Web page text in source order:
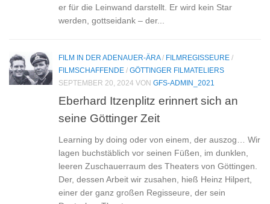
er für die Leinwand darstellt. Er wird kein Star
werden, gottseidank – der...
FILM IN DER ADENAUER-ÄRA/ FILMREGISSEURE /
FILMSCHAFFENDE / GÖTTINGER FILMATELIERS
SEPTEMBER 20, 2024 VON GFS-ADMIN_2021
Eberhard Itzenplitz erinnert sich an
seine Göttinger Zeit
Learning by doing oder von einem, der auszog… Wir
lagen buchstäblich vor seinen Füßen, im dunklen,
leeren Zuschauerraum des Theaters von Göttingen.
Der, dessen Arbeit wir zusahen, hieß Heinz Hilpert,
einer der ganz großen Regisseure, der sein